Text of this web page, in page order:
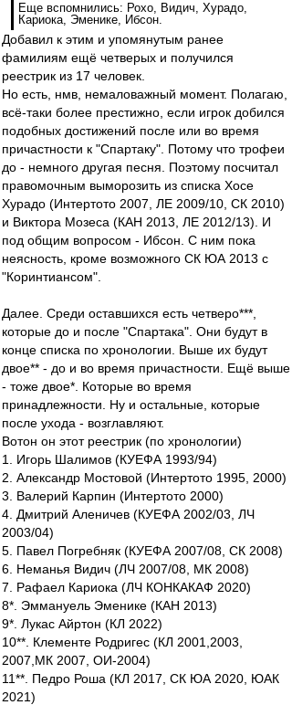
Еще вспомнились: Рохо, Видич, Хурадо,
Кариока, Эменике, Ибсон.
Добавил к этим и упомянутым ранее
фамилиям ещё четверых и получился
реестрик из 17 человек.
Но есть, нмв, немаловажный момент. Полагаю,
всё-таки более престижно, если игрок добился
подобных достижений после или во время
причастности к "Спартаку". Потому что трофеи
до - немного другая песня. Поэтому посчитал
правомочным выморозить из списка Хосе
Хурадо (Интертото 2007, ЛЕ 2009/10, СК 2010)
и Виктора Мозеса (КАН 2013, ЛЕ 2012/13). И
под общим вопросом - Ибсон. С ним пока
неясность, кроме возможного СК ЮА 2013 с
"Коринтиансом".
Далее. Среди оставшихся есть четверо***,
которые до и после "Спартака". Они будут в
конце списка по хронологии. Выше их будут
двое** - до и во время причастности. Ещё выше
- тоже двое*. Которые во время
принадлежности. Ну и остальные, которые
после ухода - возглавляют.
Вотон он этот реестрик (по хронологии)
1. Игорь Шалимов (КУЕФА 1993/94)
2. Александр Мостовой (Интертото 1995, 2000)
3. Валерий Карпин (Интертото 2000)
4. Дмитрий Аленичев (КУЕФА 2002/03, ЛЧ
2003/04)
5. Павел Погребняк (КУЕФА 2007/08, СК 2008)
6. Неманья Видич (ЛЧ 2007/08, МК 2008)
7. Рафаел Кариока (ЛЧ КОНКАКАФ 2020)
8*. Эммануель Эменике (КАН 2013)
9*. Лукас Айртон (КЛ 2022)
10**. Клементе Родригес (КЛ 2001,2003,
2007,МК 2007, ОИ-2004)
11**. Педро Роша (КЛ 2017, СК ЮА 2020, ЮАК
2021)